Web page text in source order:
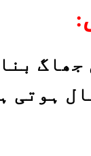
جھاگ
ہوتی